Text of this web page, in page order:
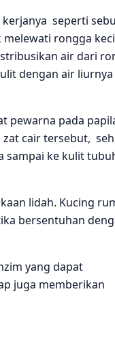
seperti
rongga
air dari
dengan air liurnya
pewarna pada
cair tersebut,
sampai ke kulit
lidah. Kucing
bersentuhan
yang dapat
juga memberikan